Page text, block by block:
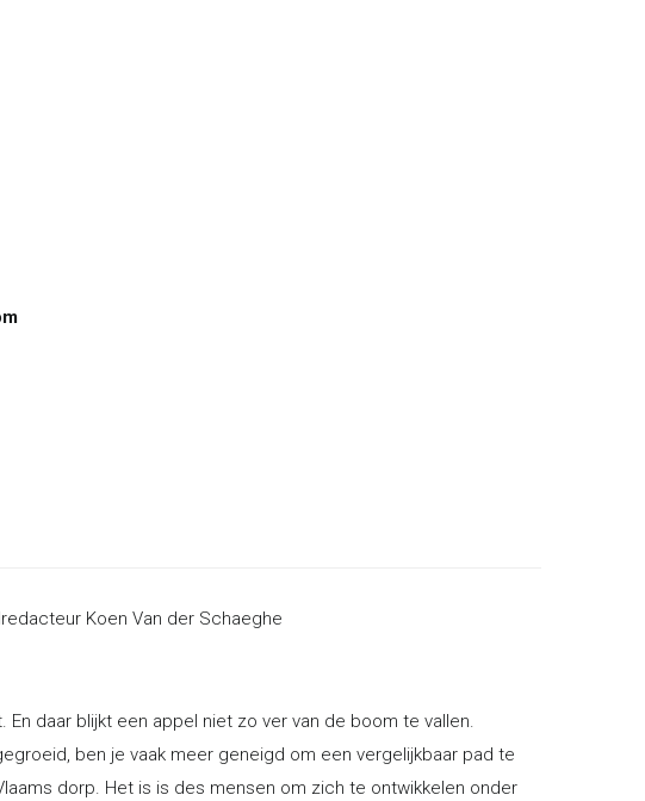
Koen Van der Schaeghe
daar blijkt een appel niet zo ver van de boom te vallen.
ben je vaak meer geneigd om een vergelijkbaar pad te
dorp. Het is is des mensen om zich te ontwikkelen onder